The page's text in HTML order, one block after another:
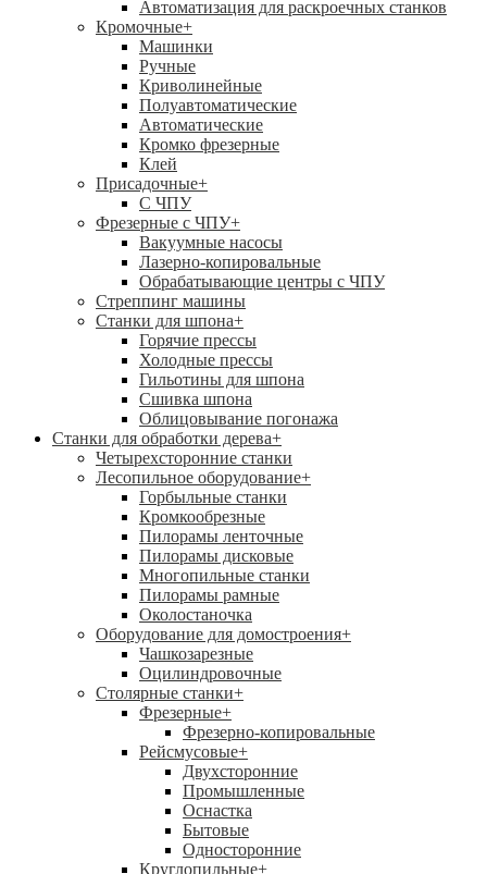
Автоматизация для раскроечных станков
Кромочные+
Машинки
Ручные
Криволинейные
Полуавтоматические
Автоматические
Кромко фрезерные
Клей
Присадочные+
С ЧПУ
Фрезерные с ЧПУ+
Вакуумные насосы
Лазерно-копировальные
Обрабатывающие центры с ЧПУ
Стреппинг машины
Станки для шпона+
Горячие прессы
Холодные прессы
Гильотины для шпона
Сшивка шпона
Облицовывание погонажа
Станки для обработки дерева+
Четырехсторонние станки
Лесопильное оборудование+
Горбыльные станки
Кромкообрезные
Пилорамы ленточные
Пилорамы дисковые
Многопильные станки
Пилорамы рамные
Околостаночка
Оборудование для домостроения+
Чашкозарезные
Оцилиндровочные
Столярные станки+
Фрезерные+
Фрезерно-копировальные
Рейсмусовые+
Двухсторонние
Промышленные
Оснастка
Бытовые
Односторонние
Круглопильные+